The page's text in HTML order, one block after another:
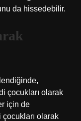
da hissedebilir.
çocukları olarak
için de
olarak